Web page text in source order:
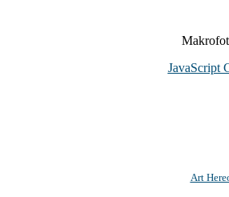
JavaScript
Art